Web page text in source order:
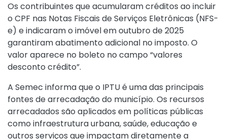
Os contribuintes que acumularam créditos ao incluir
o CPF nas Notas Fiscais de Serviços Eletrônicas (NFS-
e) e indicaram o imóvel em outubro de 2025
garantiram abatimento adicional no imposto. O
valor aparece no boleto no campo “valores
desconto crédito”.
A Semec informa que o IPTU é uma das principais
fontes de arrecadação do município. Os recursos
arrecadados são aplicados em políticas públicas
como infraestrutura urbana, saúde, educação e
outros serviços que impactam diretamente a